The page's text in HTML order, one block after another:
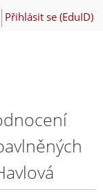
Přihlásit se (EduID)